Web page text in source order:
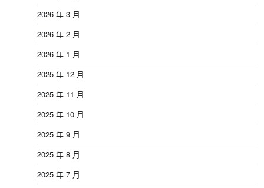
2026 年 3 月
2026 年 2 月
2026 年 1 月
2025 年 12 月
2025 年 11 月
2025 年 10 月
2025 年 9 月
2025 年 8 月
2025 年 7 月